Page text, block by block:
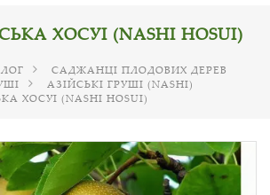
ХОСУІ (NASHI HOSUI)
САДЖАНЦІ ПЛОДОВИХ ДЕРЕВ
АЗІЙСЬКІ ГРУШІ (NASHI)
ХОСУІ (NASHI HOSUI)